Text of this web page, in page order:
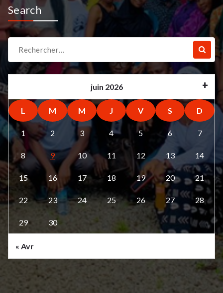
Search
pour :
juin 2026
L M M J V S D
1 2 3 4 5 6 7
8 9 10 11 12 13 14
15 16 17 18 19 20 21
22 23 24 25 26 27 28
29 30
« Avr